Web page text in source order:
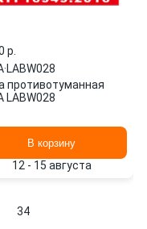
p.
·LABW028
противотуманная
LABW028
В корзину
12 - 15 августа
34